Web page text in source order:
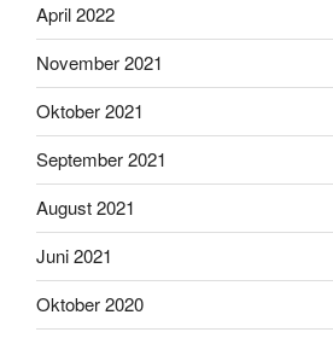
April 2022
November 2021
Oktober 2021
September 2021
August 2021
Juni 2021
Oktober 2020